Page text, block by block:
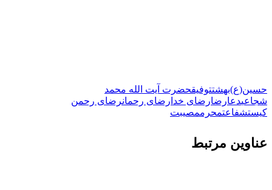
حسین(ع)بهشتتوفیقحضرت آیت الله محمد
شجاعیدعارضارضای خدا رضای رحمانرضای رحمن
کیستشفاعتمحرممصیبت
عناوین مرتبط